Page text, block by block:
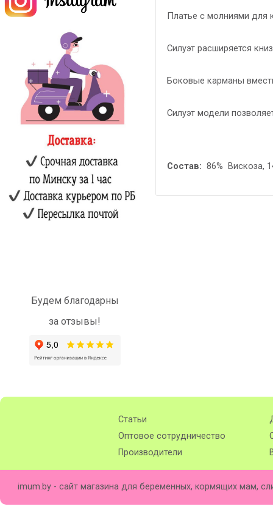
Будем благодарны
за отзывы!
Платье с молниями для
Силуэт расширяется
Боковые карманы
Силуэт модели
Состав: 86% Вискоза,
Статьи
Оптовое сотрудничество
Производители
imum.by - сайт магазина для беременных, кормящих мам,